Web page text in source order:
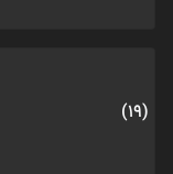
(19)